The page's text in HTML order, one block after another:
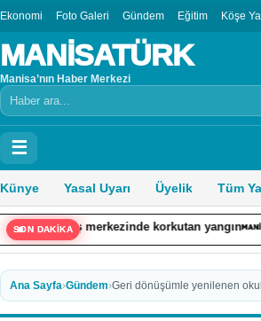
Ekonomi Foto Galeri Gündem Eğitim Köşe
MANİSATÜRK
Manisa’nın Haber Merkezi
Arama
☰
Künye Yasal Uyarı Üyelik Tüm
SON DAKİKA
korkutan yangın
Ana Sayfa›Gündem›Geri dönüşümle yenilenen